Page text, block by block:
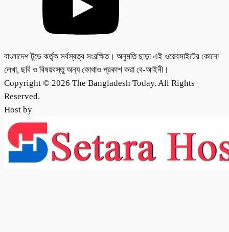
বাংলাদেশ টুডে কর্তৃক সর্বস্বত্ব সংরক্ষিত। অনুমতি ছাড়া এই ওয়েবসাইটের কোনো
লেখা, ছবি ও বিষয়বস্তু অন্য কোথাও প্রকাশ করা বে-আইনী।
Copyright © 2026 The Bangladesh Today. All Rights
Reserved.
Host by